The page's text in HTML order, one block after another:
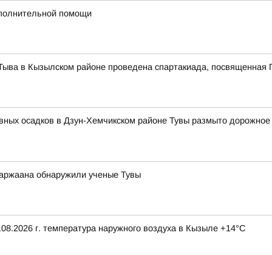
помощи
в Кызылском районе проведена спартакиада, посвященная
осадков в Дзун-Хемчикском районе Тувы размыто
обнаружили ученые Тувы
г. температура наружного воздуха в Кызыле +14°С